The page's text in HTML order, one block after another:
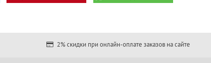
2% скидки при онлайн-оплате заказов на сайте